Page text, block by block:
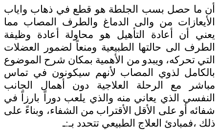
أن ما حصل بسب الجلطة هو قطع في ذهاب واياب
الأيعازات من والى الدماغ والطرف المصاب مما
يعني أن أعادة التأهيل هو محاولة أعادة وظيفة
الطرف الى حالتها الطبيعية ومنعاً لضمور العضلات
التي تحركه، ويبدو من الأهمية بمكان شرح الموضوع
بالكامل لذوي المصاب لأنهم سيكونون في تماس
مباشر مع الرحلة العلاجية دون أهمال الجانب
النفسي الذي يعاني منه والذي يلعب دوراً بارزاً في
شفائه أو على الأقل الأقتراب من الشفاء، وبناءً على
ذلك ،فمبادئ العلاج الطبيعي تتحدد بـ:ـ